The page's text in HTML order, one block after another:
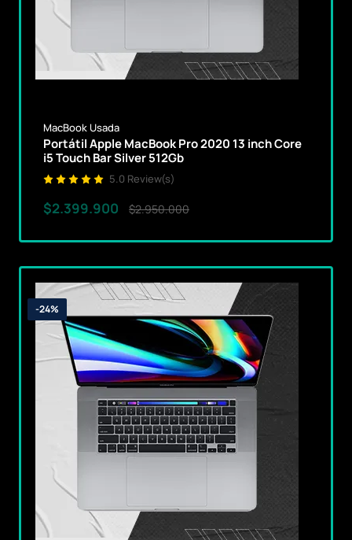
MacBook Usada
Portátil Apple MacBook Pro 2020 13 inch Core
i5 Touch Bar Silver 512Gb
5.0 Review(s)
$2.399.900 $2.950.000
-24%